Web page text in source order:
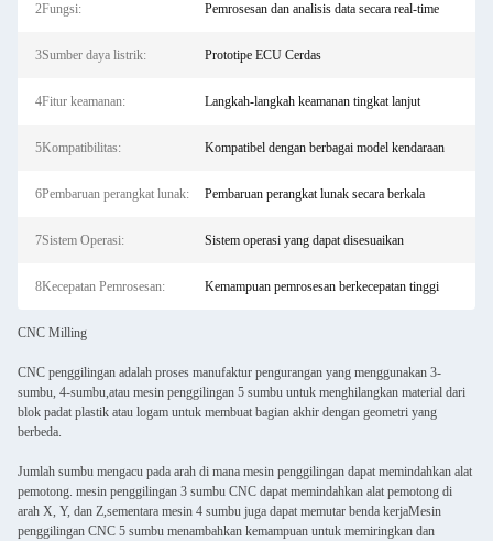
2Fungsi: Pemrosesan dan analisis data secara real-time
3Sumber daya listrik: Prototipe ECU Cerdas
4Fitur keamanan: Langkah-langkah keamanan tingkat lanjut
5Kompatibilitas: Kompatibel dengan berbagai model kendaraan
6Pembaruan perangkat lunak: Pembaruan perangkat lunak secara berkala
7Sistem Operasi: Sistem operasi yang dapat disesuaikan
8Kecepatan Pemrosesan: Kemampuan pemrosesan berkecepatan tinggi
CNC Milling
CNC penggilingan adalah proses manufaktur pengurangan yang menggunakan 3-
sumbu, 4-sumbu,atau mesin penggilingan 5 sumbu untuk menghilangkan material dari
blok padat plastik atau logam untuk membuat bagian akhir dengan geometri yang
berbeda.
Jumlah sumbu mengacu pada arah di mana mesin penggilingan dapat memindahkan alat
pemotong. mesin penggilingan 3 sumbu CNC dapat memindahkan alat pemotong di
arah X, Y, dan Z,sementara mesin 4 sumbu juga dapat memutar benda kerjaMesin
penggilingan CNC 5 sumbu menambahkan kemampuan untuk memiringkan dan